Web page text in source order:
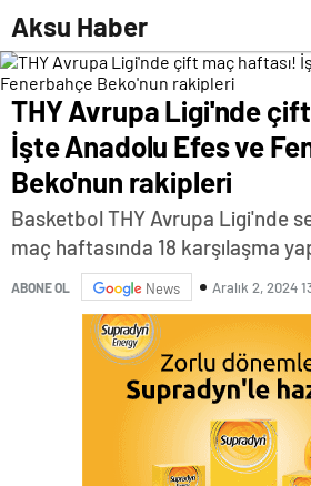
Aksu Haber
THY Avrupa Ligi'nde
İşte Anadolu Efes ve
Beko'nun rakipleri
Basketbol THY Avrupa Ligi'nde
maç haftasında 18 karşılaşma
ABONE OL News Aralık 2, 2024